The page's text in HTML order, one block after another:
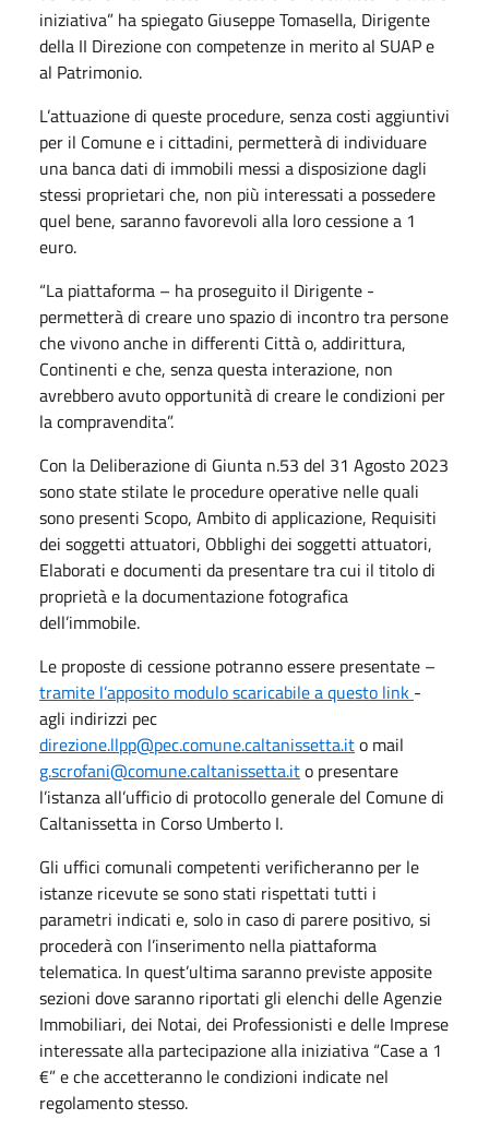
iniziativa” ha spiegato Giuseppe Tomasella, Dirigente
della II Direzione con competenze in merito al SUAP e
al Patrimonio.
L’attuazione di queste procedure, senza costi aggiuntivi
per il Comune e i cittadini, permetterà di individuare
una banca dati di immobili messi a disposizione dagli
stessi proprietari che, non più interessati a possedere
quel bene, saranno favorevoli alla loro cessione a 1
euro.
“La piattaforma – ha proseguito il Dirigente -
permetterà di creare uno spazio di incontro tra persone
che vivono anche in differenti Città o, addirittura,
Continenti e che, senza questa interazione, non
avrebbero avuto opportunità di creare le condizioni per
la compravendita”.
Con la Deliberazione di Giunta n.53 del 31 Agosto 2023
sono state stilate le procedure operative nelle quali
sono presenti Scopo, Ambito di applicazione, Requisiti
dei soggetti attuatori, Obblighi dei soggetti attuatori,
Elaborati e documenti da presentare tra cui il titolo di
proprietà e la documentazione fotografica
dell’immobile.
Le proposte di cessione potranno essere presentate –
tramite l’apposito modulo scaricabile a questo link -
agli indirizzi pec
direzione.llpp@pec.comune.caltanissetta.ito mail
g.scrofani@comune.caltanissetta.ito presentare
l’istanza all’ufficio di protocollo generale del Comune di
Caltanissetta in Corso Umberto I.
Gli uffici comunali competenti verificheranno per le
istanze ricevute se sono stati rispettati tutti i
parametri indicati e, solo in caso di parere positivo, si
procederà con l’inserimento nella piattaforma
telematica. In quest’ultima saranno previste apposite
sezioni dove saranno riportati gli elenchi delle Agenzie
Immobiliari, dei Notai, dei Professionisti e delle Imprese
interessate alla partecipazione alla iniziativa “Case a 1
€” e che accetteranno le condizioni indicate nel
regolamento stesso.